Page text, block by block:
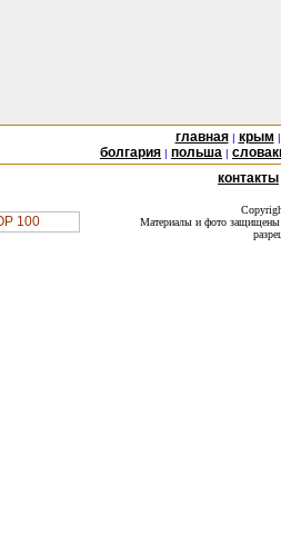
главная| крым
болгария | польша |
контакты
Материалы и фото защищены